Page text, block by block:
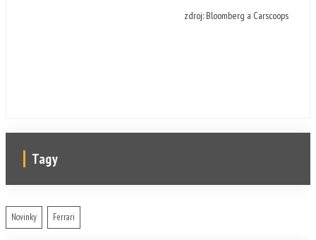
zdroj: Bloomberg a Carscoops
Tagy
Novinky Ferrari